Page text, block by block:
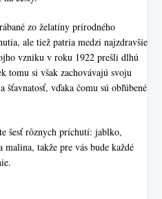
zo želatíny prírodného
ale tiež patria medzi najzdravšie
vzniku v roku 1922 prešli dlhú
tomu si však zachovávajú svoju
šťavnatosť, vďaka čomu sú obľúbené
šesť rôznych príchutí: jablko,
malina, takže pre vás bude každé